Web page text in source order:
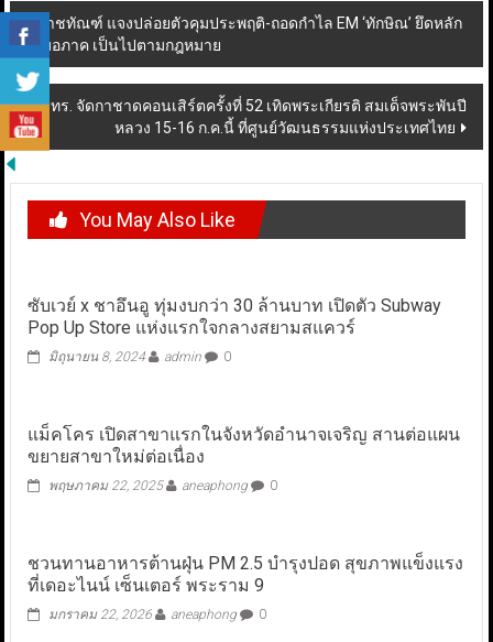
Post
navigation
ราชทัณฑ์ แจงปล่อยตัวคุมประพฤติ-ถอดกำไล EM ‘ทักษิณ’ ยึดหลัก
เสมอภาค เป็นไปตามกฎหมาย
ทร. จัดกาชาดคอนเสิร์ตครั้งที่ 52 เทิดพระเกียรติ สมเด็จพระพันปี
หลวง 15-16 ก.ค.นี้ ที่ศูนย์วัฒนธรรมแห่งประเทศไทย
You May Also Like
ซับเวย์ x ชาอึนอู ทุ่มงบกว่า 30 ล้านบาท เปิดตัว Subway
Pop Up Store แห่งแรกใจกลางสยามสแควร์
มิถุนายน 8, 2024 admin 0
แม็คโคร เปิดสาขาแรกในจังหวัดอำนาจเจริญ สานต่อแผน
ขยายสาขาใหม่ต่อเนื่อง
พฤษภาคม 22, 2025 aneaphong 0
ชวนทานอาหารต้านฝุ่น PM 2.5 บำรุงปอด สุขภาพแข็งแรง
ที่เดอะไนน์ เซ็นเตอร์ พระราม 9
มกราคม 22, 2026 aneaphong 0